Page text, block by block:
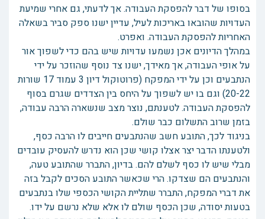
בסופו של דבר להפסקת העבודה. אך לדעתי, גם אחרי שמיעת
העדויות שהובאו באריכות לעיל, עדיין ישנו ספק סביר בשאלה
האחריות להפסקת העבודה. ואפרט.
במהלך הדיונים אכן נשמעו עדויות שיש בהם כדי לשפוך אור
על אופי העבודה, אך מאידך, ישנו צד נוסף שהוזכר על ידי
הנתבעים וכן על ידי המפקח (פרוטוקול דיון 3 עמוד 17 שורות
20-22) וגם בו יש לשפוך על היחס בין הצדדים שגרם בסוף
להפסקת העבודה. לטענתם, נוצר מצב שנשארה הרבה עבודה,
בזמן שרוב התשלום כבר שולם.
בניגוד לכך, התובע חשב שהנתבעים חייבים לו הרבה כסף,
ולטענתו הדבר יצר אצלו קושי שכן הוא נדרש להעסיק עובדים
מבלי שיש לו כסף לשלם להם. בדיון, התברר שהתובע טעה,
והנתבעים הם שצדקו. הרי שכאשר התובע הסכים לקבל בזה
את דברי המפקח, התברר שתליית הקושי הכספי שלו בנתבעים
בטעות יסודה, שכן הכסף שולם לו אלא שלא נרשם על ידו.